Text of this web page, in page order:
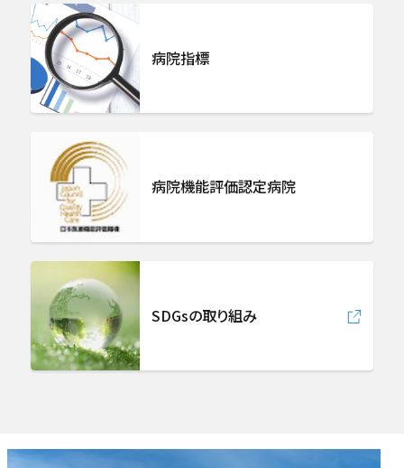
病院指標
病院機能評価認定病院
SDGsの取り組み